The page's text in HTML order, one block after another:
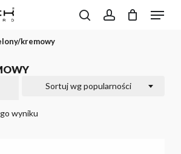
Menu
kremowy
wyniku
Sortuj wg popularności